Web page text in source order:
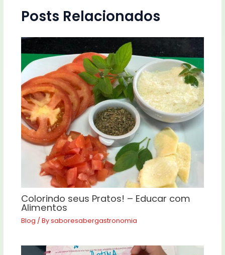
Posts Relacionados
Colorindo seus Pratos! – Educar com
Alimentos
Blog / Bysaboresabergastronomia